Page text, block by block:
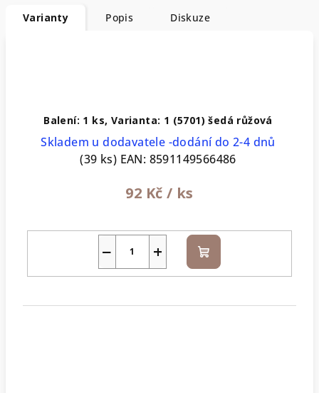
Varianty Popis Diskuze
Balení: 1 ks, Varianta: 1 (5701) šedá růžová
Skladem u dodavatele -dodání do 2-4 dnů
(39 ks) EAN: 8591149566486
92 Kč / ks
+
− Do
košíku